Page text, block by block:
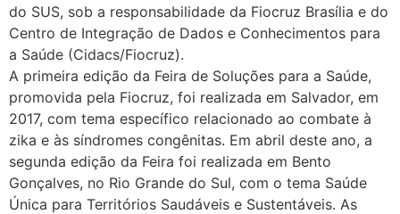
do SUS, sob a responsabilidade da Fiocruz Brasília e do
Centro de Integração de Dados e Conhecimentos para
a Saúde (Cidacs/Fiocruz).
A primeira edição da Feira de Soluções para a Saúde,
promovida pela Fiocruz, foi realizada em Salvador, em
2017, com tema específico relacionado ao combate à
zika e às síndromes congênitas. Em abril deste ano, a
segunda edição da Feira foi realizada em Bento
Gonçalves, no Rio Grande do Sul, com o tema Saúde
Única para Territórios Saudáveis e Sustentáveis. As